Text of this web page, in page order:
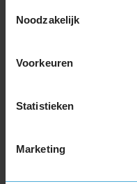
Noodzakelijk
Voorkeuren
Statistieken
Marketing
205/60R16 96H
205/65R16 95H
215/55R16 93H
215/55R16 97H